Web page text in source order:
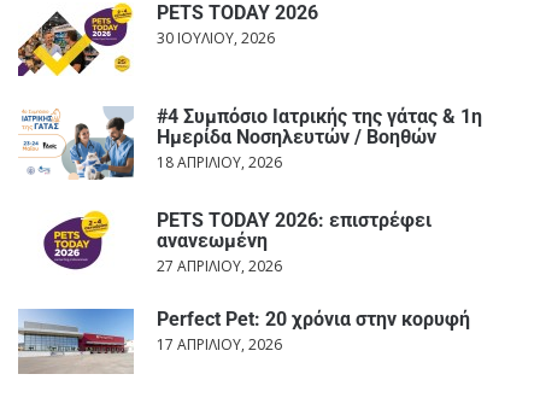
PETS TODAY 2026
30 ΙΟΥΛΊΟΥ, 2026
#4 Συμπόσιο Ιατρικής της γάτας & 1η
Ημερίδα Νοσηλευτών / Βοηθών
18 ΑΠΡΙΛΊΟΥ, 2026
PETS TODAY 2026: επιστρέφει
ανανεωμένη
27 ΑΠΡΙΛΊΟΥ, 2026
Perfect Pet: 20 χρόνια στην κορυφή
17 ΑΠΡΙΛΊΟΥ, 2026